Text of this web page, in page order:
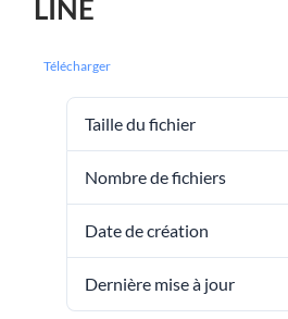
LINE
Télécharger
Taille du fichier
Nombre de fichiers
Date de création
Dernière mise à jour